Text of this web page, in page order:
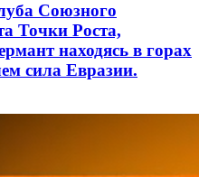
Союзного
Точки Роста,
находясь в горах
сила Евразии.